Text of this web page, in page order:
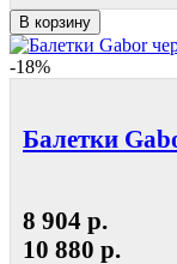
В корзину
-18%
Балетки
8 904 р.
10 880 р.